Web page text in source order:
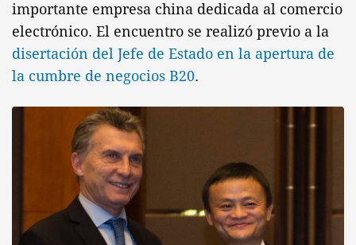
importante empresa china dedicada al comercio
electrónico. El encuentro se realizó previo a la
disertación del Jefe de Estado en la apertura de
la cumbre de negocios B20.